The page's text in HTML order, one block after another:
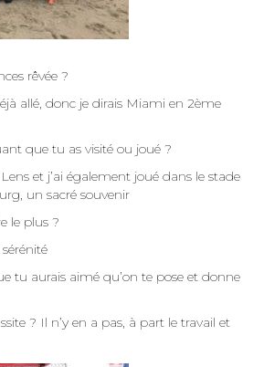
rêvée ?
allé, donc je dirais Miami en 2ème
que tu as visité ou joué ?
et j’ai également joué dans le stade
un sacré souvenir
le plus ?
tu aurais aimé qu’on te pose et donne
? Il n’y en a pas, à part le travail et